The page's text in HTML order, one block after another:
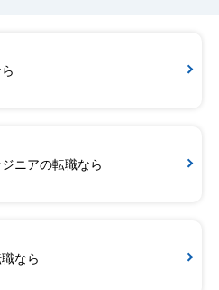
ニアの転職なら
なら